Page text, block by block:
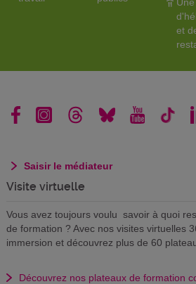
et
Saisir le médiateur
Visite virtuelle
Vous avez toujours voulu savoir à quoi
de formation ? Avec nos visites virtuelles
immersion et découvrez plus de 60
Découvrez nos plateaux de formation